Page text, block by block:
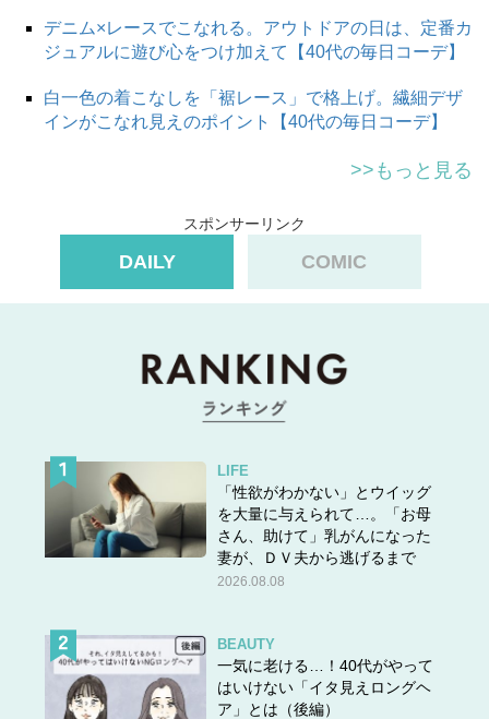
デニム×レースでこなれる。アウトドアの日は、定番カ
ジュアルに遊び心をつけ加えて【40代の毎日コーデ】
白一色の着こなしを「裾レース」で格上げ。繊細デザ
インがこなれ見えのポイント【40代の毎日コーデ】
>>もっと見る
スポンサーリンク
DAILY COMIC
LIFE
「性欲がわかない」とウイッグ
を大量に与えられて…。「お母
さん、助けて」乳がんになった
妻が、ＤＶ夫から逃げるまで
2026.08.08
BEAUTY
一気に老ける…！40代がやって
はいけない「イタ見えロングヘ
ア」とは（後編）